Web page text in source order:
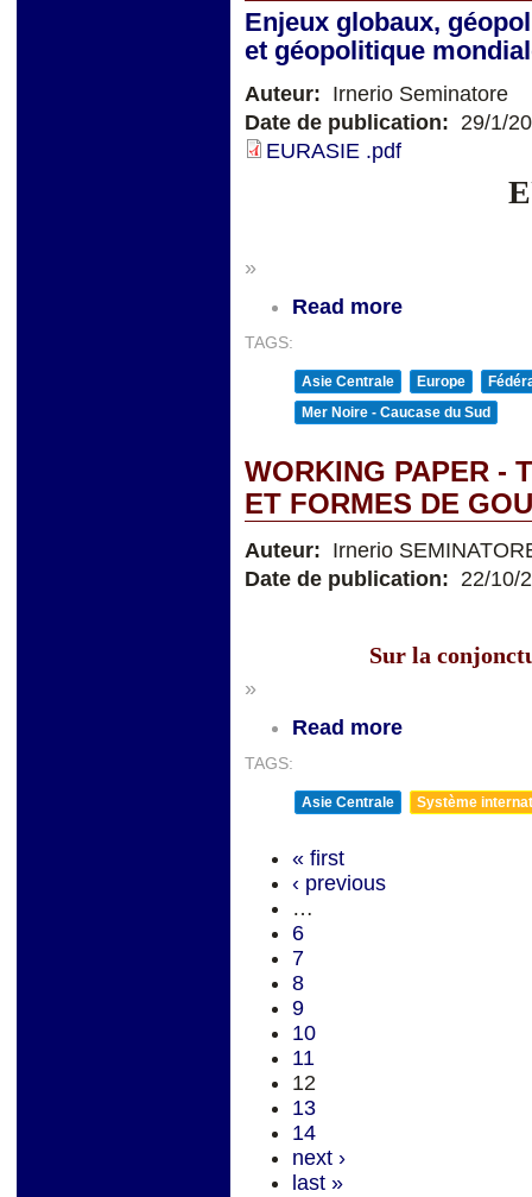
Enjeux globaux,
et géopolitique
Auteur: Irnerio Seminatore
Date de publication: 29/1/
EURASIE .pdf
»
Read more
TAGS:
Asie Centrale Europe
Mer Noire - Caucase du Sud
WORKING PAPER -
ET FORMES DE
Auteur: Irnerio
Date de publication: 22/10/
Sur la
»
Read more
TAGS:
Asie Centrale Système
« first
‹ previous
…
6
7
8
9
10
11
12
13
14
next ›
last »